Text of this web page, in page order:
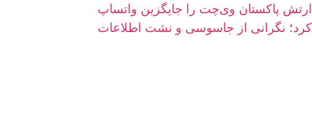
ارتش پاکستان وی‌چت را جایگزین واتساپ
کرد؛ نگرانی از جاسوسی و نشت اطلاعات